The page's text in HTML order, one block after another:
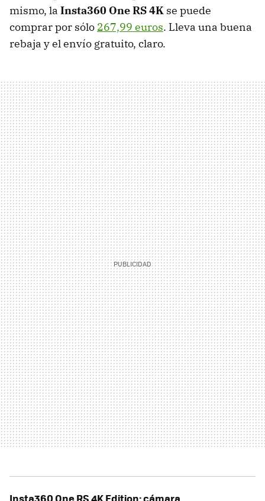
mismo, la Insta360 One RS 4K se puede
comprar por sólo 267,99 euros. Lleva una buena
rebaja y el envío gratuito, claro.
Insta360 One RS 4K Edition: cámara